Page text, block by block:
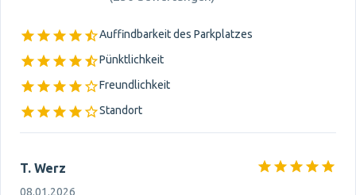
Auffindbarkeit des Parkplatzes
Pünktlichkeit
Freundlichkeit
Standort
T. Werz
08.01.2026